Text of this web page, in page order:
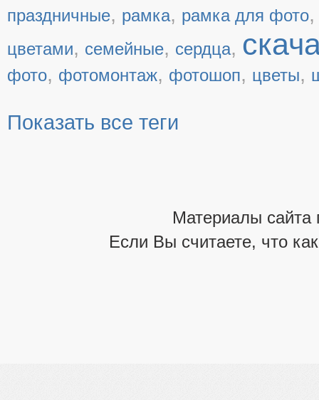
праздничные, рамка, рамка для фото
цветами, семейные, сердца,
фото, фотомонтаж, фотошоп, цветы,
Показать все теги
Материалы сайта
Если Вы считаете, что